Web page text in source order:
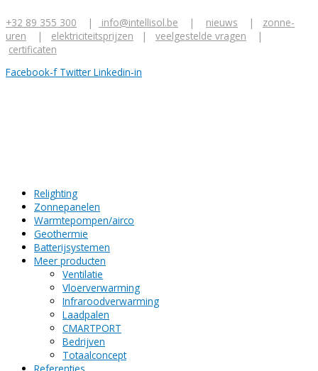
naar
de
inhoud
+32 89 355 300 | info@intellisol.be | nieuws | zonne-
uren | elektriciteitsprijzen | veelgestelde vragen |
certificaten
Facebook-f Twitter Linkedin-in
Relighting
Zonnepanelen
Warmtepompen/airco
Geothermie
Batterijsystemen
Meer producten
Ventilatie
Vloerverwarming
Infraroodverwarming
Laadpalen
CMARTPORT
Bedrijven
Totaalconcept
o
e